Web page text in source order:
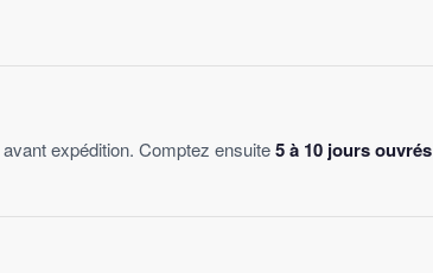
avant expédition. Comptez ensuite5 à 10 jours ouvrés